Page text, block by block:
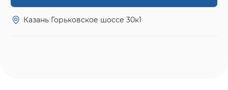
Казань Горьковское шоссе 30к1